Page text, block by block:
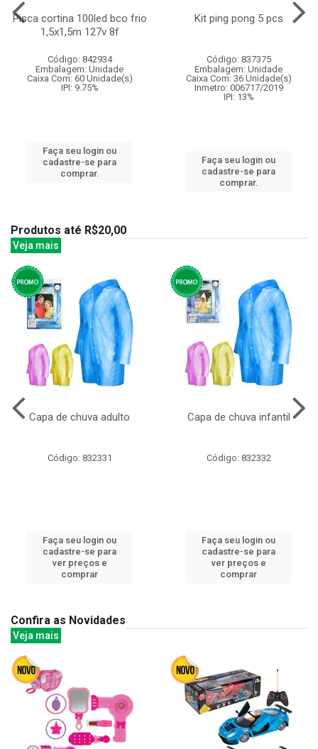
Pisca cortina 100led bco frio
1,5x1,5m 127v 8f
Código: 842934
Embalagem: Unidade
Caixa Com: 60 Unidade(s)
IPI: 9.75%
Faça seu login ou
cadastre-se para
comprar.
Kit ping pong 5 pcs
Código: 837375
Embalagem: Unidade
Caixa Com: 36 Unidade(s)
Inmetro: 006717/2019
IPI: 13%
Faça seu login ou
cadastre-se para
comprar.
Produtos até R$20,00
Veja mais
Capa de chuva adulto
Código: 832331
Faça seu login ou
cadastre-se para
ver preços e
comprar
Capa de chuva infantil
Código: 832332
Faça seu login ou
cadastre-se para
ver preços e
comprar
Confira as Novidades
Veja mais